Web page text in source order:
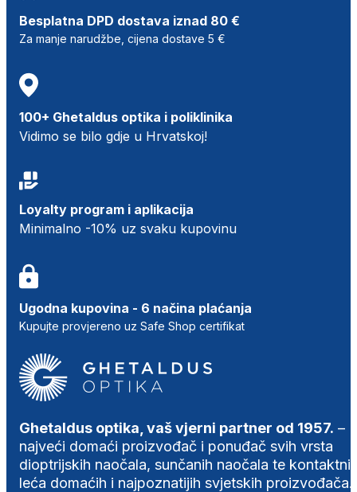
Besplatna DPD dostava iznad 80 €
Za manje narudžbe, cijena dostave 5 €
100+ Ghetaldus optika i poliklinika
Vidimo se bilo gdje u Hrvatskoj!
Loyalty program i aplikacija
Minimalno -10% uz svaku kupovinu
Ugodna kupovina - 6 načina plaćanja
Kupujte provjereno uz Safe Shop certifikat
Ghetaldus optika, vaš vjerni partner od 1957. –
najveći domaći proizvođač i ponuđač svih vrsta
dioptrijskih naočala, sunčanih naočala te
leća domaćih i najpoznatijih svjetskih proizvođača.